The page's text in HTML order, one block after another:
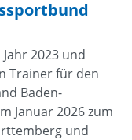
2023 und
Trainer für den
Baden-
Januar 2026 zum
und